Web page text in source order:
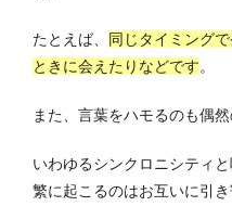
たとえば、 同じタイミング
ときに会えたりなどです。
また、言葉をハモるのも偶然
いわゆるシンクロニシティ
繁に起こるのはお互いに引